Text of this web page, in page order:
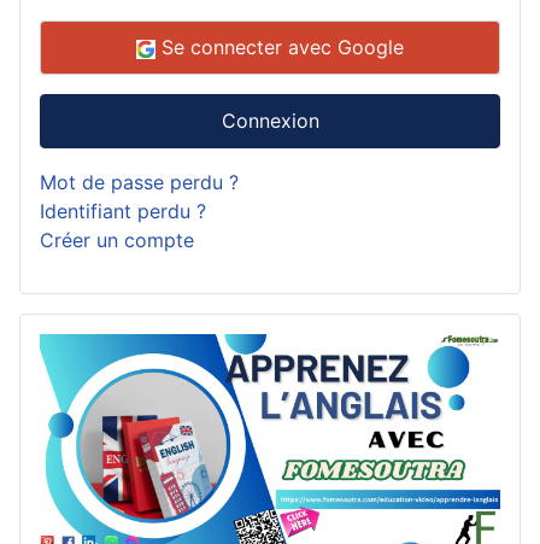
Se connecter avec Google
Connexion
Mot de passe perdu ?
Identifiant perdu ?
Créer un compte